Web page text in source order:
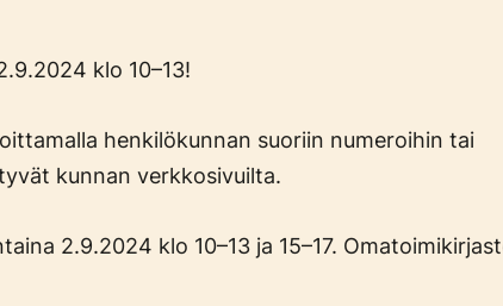
klo 10–13!
henkilökunnan suoriin numeroihin tai
kunnan verkkosivuilta.
2.9.2024 klo 10–13 ja 15–17.